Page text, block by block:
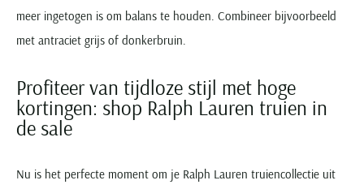
meer ingetogen is om balans te houden. Combineer bijvoorbeeld
met antraciet grijs of donkerbruin.
Profiteer van tijdloze stijl met hoge
kortingen: shop Ralph Lauren truien in
de sale
Nu is het perfecte moment om je Ralph Lauren truiencollectie uit